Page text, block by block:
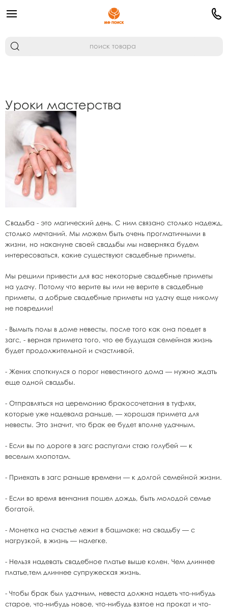
Уроки мастерства
Свадьба - это магический день. С ним связано столько надежд,
столько мечтаний. Мы можем быть очень прогматичными в
жизни, но накануне своей свадьбы мы наверняка будем
интересоваться, какие существуют свадебные приметы.
Мы решили привести для вас некоторые свадебные приметы
на удачу. Потому что верите вы или не верите в свадебные
приметы, а добрые свадебные приметы на удачу еще никому
не повредили!
- Вымыть полы в доме невесты, после того как она поедет в
загс, - верная примета того, что ее будущая семейная жизнь
будет продолжительной и счастливой.
- Жених споткнулся о порог невестиного дома — нужно ждать
еще одной свадьбы.
- Отправляться на церемонию бракосочетания в туфлях,
которые уже надевала раньше, — хорошая примета для
невесты. Это значит, что брак ее будет вполне удачным.
- Если вы по дороге в загс распугали стаю голубей — к
веселым хлопотам.
- Приехать в загс раньше времени — к долгой семейной жизни.
- Если во время венчания пошел дождь, быть молодой семье
богатой.
- Монетка на счастье лежит в башмаке; на свадьбу — с
нагрузкой, в жизнь — налегке.
- Нельзя надевать свадебное платье выше колен. Чем длиннее
платье,тем длиннее супружеская жизнь.
- Чтобы брак был удачным, невеста должна надеть что-нибудь
старое, что-нибудь новое, что-нибудь взятое на прокат и что-